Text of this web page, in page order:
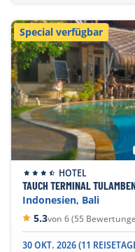
Special verfügbar
HOTEL
TAUCH TERMINAL
Indonesien, Bali
5.3von 6 (55
30 OKT. 2026 (11